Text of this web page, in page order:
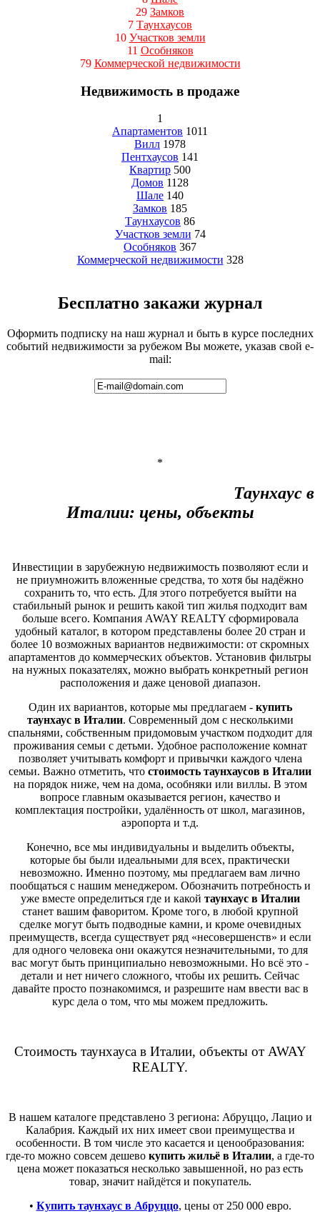
29 Замков
7 Таунхаусов
10 Участков земли
11 Особняков
79 Коммерческой недвижимости
Недвижимость в продаже
1
Апартаментов 1011
Вилл 1978
Пентхаусов 141
Квартир 500
Домов 1128
Шале 140
Замков 185
Таунхаусов 86
Участков земли 74
Особняков 367
Коммерческой недвижимости 328
Бесплатно закажи журнал
Оформить подписку на наш журнал и быть в курсе последних
событий недвижимости за рубежом Вы можете, указав свой e-
mail:
*
Таунхаус в
Италии: цены, объекты
Инвестиции в зарубежную недвижимость позволяют если и
не приумножить вложенные средства, то хотя бы надёжно
сохранить то, что есть. Для этого потребуется выйти на
стабильный рынок и решить какой тип жилья подходит вам
больше всего. Компания AWAY REALTY сформировала
удобный каталог, в котором представлены более 20 стран и
более 10 возможных вариантов недвижимости: от скромных
апартаментов до коммерческих объектов. Установив фильтры
на нужных показателях, можно выбрать конкретный регион
расположения и даже ценовой диапазон.
Один их вариантов, которые мы предлагаем - купить
таунхаус в Италии. Современный дом с несколькими
спальнями, собственным придомовым участком подходит для
проживания семьи с детьми. Удобное расположение комнат
позволяет учитывать комфорт и привычки каждого члена
семьи. Важно отметить, что стоимость таунхаусов в Италии
на порядок ниже, чем на дома, особняки или виллы. В этом
вопросе главным оказывается регион, качество и
комплектация постройки, удалённость от школ, магазинов,
аэропорта и т.д.
Конечно, все мы индивидуальны и выделить объекты,
которые бы были идеальными для всех, практически
невозможно. Именно поэтому, мы предлагаем вам лично
пообщаться с нашим менеджером. Обозначить потребность и
уже вместе определиться где и какой таунхаус в Италии
станет вашим фаворитом. Кроме того, в любой крупной
сделке могут быть подводные камни, и кроме очевидных
преимуществ, всегда существует ряд «несовершенств» и если
для одного человека они окажутся незначительными, то для
вас могут быть принципиально невозможными. Но всё это -
детали и нет ничего сложного, чтобы их решить. Сейчас
давайте просто познакомимся, и разрешите нам ввести вас в
курс дела о том, что мы можем предложить.
Стоимость таунхауса в Италии, объекты от AWAY
REALTY.
В нашем каталоге представлено 3 региона: Абруццо, Лацио и
Калабрия. Каждый их них имеет свои преимущества и
особенности. В том числе это касается и ценообразования:
где-то можно совсем дешево купить жильё в Италии, а где-то
цена может показаться несколько завышенной, но раз есть
товар, значит найдётся и покупатель.
• Купить таунхаус в Абруццо, цены от 250 000 евро.